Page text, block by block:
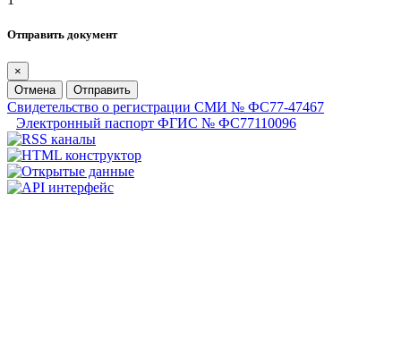
Отправить документ
×
Отмена
Отправить
Свидетельство о регистрации СМИ № ФС77-47467
Электронный паспорт ФГИС № ФС77110096